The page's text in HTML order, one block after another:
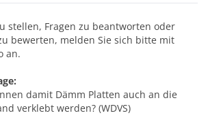
stellen, Fragen zu beantworten oder
bewerten, melden Sie sich bitte mit
an.
damit Dämm Platten auch an die
verklebt werden? (WDVS)